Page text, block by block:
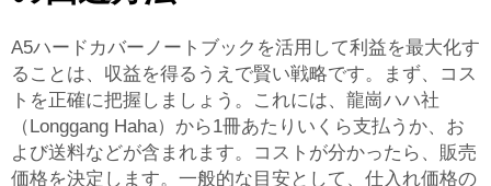
A5ハードカバーノートブックを活用して利益を最大化す
ることは、収益を得るうえで賢い戦略です。まず、コス
トを正確に把握しましょう。これには、龍崗ハハ社
（Longgang Haha）から1冊あたりいくら支払うか、お
よび送料などが含まれます。コストが分かったら、販売
価格を決定します。一般的な目安として、仕入れ価格の